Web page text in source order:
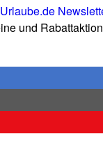
und